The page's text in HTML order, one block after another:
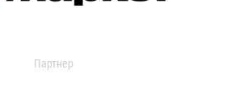
Партнер